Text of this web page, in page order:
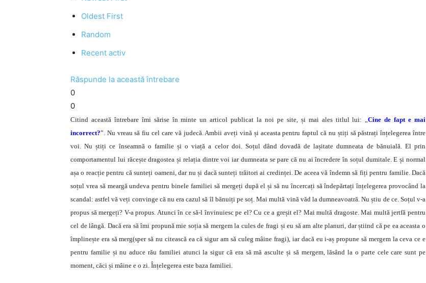
Oldest First
Random
Recent activ
Răspunde la această întrebare
0
0
Citind această întrebare îmi sărise în minte un articol publicat la noi pe site, și mai ales titlul lui: „Cine de fapt e mai
incorrect?”. Nu vreau să fiu cel care vă judecă. Ambii aveți vină și aceasta pentru faptul că nu știți să păstrați înțelegerea între
voi. Nu știți ce înseamnă o familie și o viață a celor doi. Soțul dând dovadă de lașitate dumneata de bănuială. El prin
comportamentul lui răcește dragostea și relația dintre voi iar dumneata se pare că nu ai încredere în soțul dumitale. E și normal
așa o reacție pentru că sunteți oameni, dar nu și dacă sunteți trăitori ai credinței. De aceea vă îndemn să fiți pentru familie. Dacă
soțul vrea să meargă undeva pentru binele familiei să mergeți după el și să nu încercați să îndepărtați înțelegerea provocând la
scandal: astfel vă veți convinge că nu era cazul să îl bănuiți pe soț. Mai multă vină văd la dumneavoatră. Nu știu de ce. Soțul v-a
propus să mergeți? V-a propus. Atunci în ce să-l învinuiesc pe el? Cu ce a greșit el? Mai multă dragoste. Mai multă jertfă pentru
cel de lângă. Dacă era să îmi propună mie soția să mergem la cules de fragi și eu să am alte planuri, dar știind că pe ea aceasta o
împlinește era să merg(sper să nu citească ea că sigur am să culeg mâine fragi), iar dacă eu i-aș propune să mergem la ceva ce e
pentru familie și nu aduce rău familiei atunci la sigur că era să mă asculte și să mergem, lăsând la o parte cele care sunt pe
moment, căci și mâine e o zi. Înțelegerea este baza familiei.